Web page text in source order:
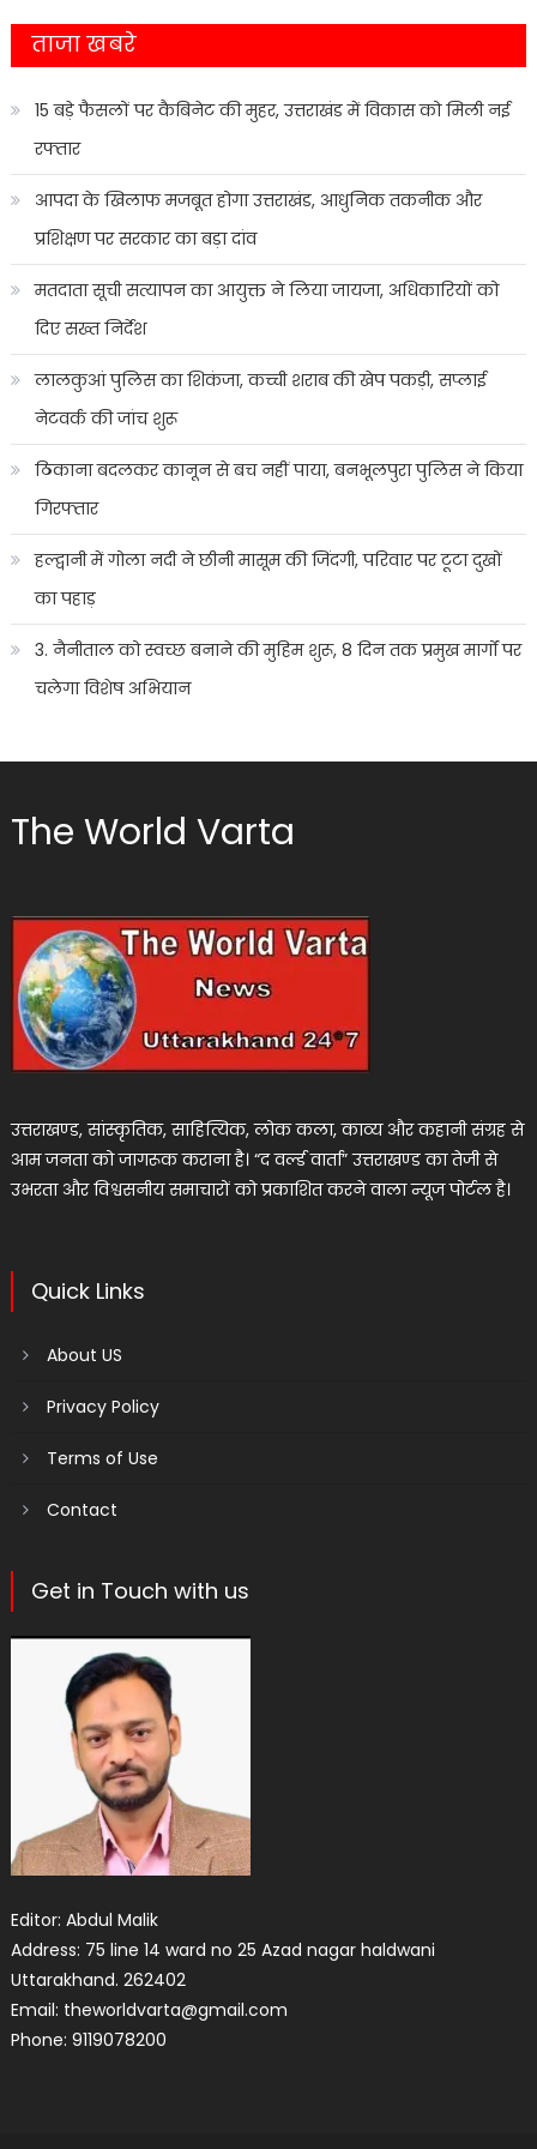
ताजा खबरे
15 बड़े फैसलों पर कैबिनेट की मुहर, उत्तराखंड में विकास को मिली नई
रफ्तार
आपदा के खिलाफ मजबूत होगा उत्तराखंड, आधुनिक तकनीक और
प्रशिक्षण पर सरकार का बड़ा दांव
मतदाता सूची सत्यापन का आयुक्त ने लिया जायजा, अधिकारियों को
दिए सख्त निर्देश
लालकुआं पुलिस का शिकंजा, कच्ची शराब की खेप पकड़ी, सप्लाई
नेटवर्क की जांच शुरू
ठिकाना बदलकर कानून से बच नहीं पाया, बनभूलपुरा पुलिस ने किया
गिरफ्तार
हल्द्वानी में गोला नदी ने छीनी मासूम की जिंदगी, परिवार पर टूटा दुखों
का पहाड़
3. नैनीताल को स्वच्छ बनाने की मुहिम शुरू, 8 दिन तक प्रमुख मार्गों पर
चलेगा विशेष अभियान
The World Varta
उत्तराखण्ड, सांस्कृतिक, साहित्यिक, लोक कला, काव्य और कहानी संग्रह से
आम जनता को जागरूक कराना है। “द वर्ल्ड वार्ता” उत्तराखण्ड का तेजी से
उभरता और विश्वसनीय समाचारों को प्रकाशित करने वाला न्यूज पोर्टल है।
Quick Links
About US
Privacy Policy
Terms of Use
Contact
Get in Touch with us
Editor: Abdul Malik
Address: 75 line 14 ward no 25 Azad nagar haldwani
Uttarakhand. 262402
Email: theworldvarta@gmail.com
Phone: 9119078200